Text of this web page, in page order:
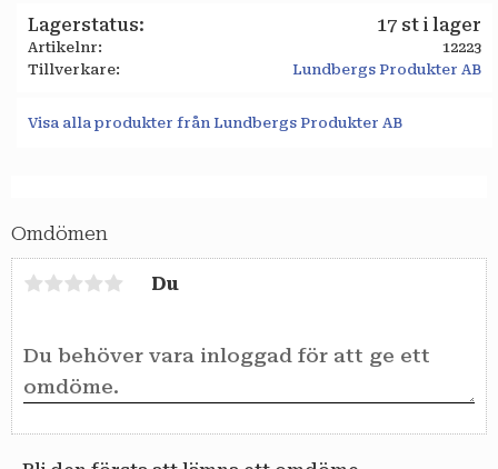
Lagerstatus 17 st i lager
Artikelnr
12223
Tillverkare
Lundbergs Produkter AB
Visa alla produkter från Lundbergs Produkter AB
Omdömen
Du